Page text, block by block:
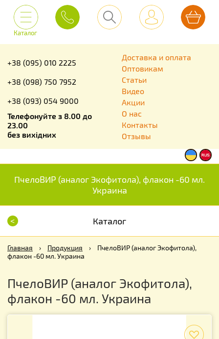
Каталог
+38 (095) 010 2225
+38 (098) 750 7952
+38 (093) 054 9000
Телефонуйте з 8.00 до
23.00
без вихідних
Доставка и оплата
Оптовикам
Статьи
Видео
Акции
О нас
Контакты
Отзывы
ПчелоВИР (аналог Экофитола), флакон -60 мл.
Украина
< Каталог
Главная › Продукция ›
ПчелоВИР (аналог Экофитола),
флакон -60 мл. Украина
ПчелоВИР (аналог Экофитола),
флакон -60 мл. Украина